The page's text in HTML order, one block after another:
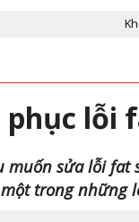
Khởi động
phục lỗi
muốn sửa lỗi
trong những